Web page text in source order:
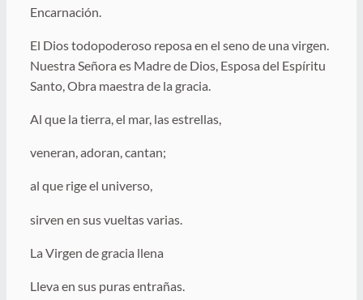
Encarnación.
El Dios todopoderoso reposa en el seno de una virgen.
Nuestra Señora es Madre de Dios, Esposa del Espíritu
Santo, Obra maestra de la gracia.
Al que la tierra, el mar, las estrellas,
veneran, adoran, cantan;
al que rige el universo,
sirven en sus vueltas varias.
La Virgen de gracia llena
Lleva en sus puras entrañas.